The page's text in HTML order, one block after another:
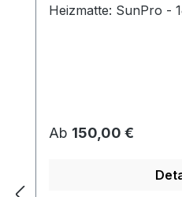
Heizmatte: SunPro -
Regulärer Preis:
Ab 150,00 €